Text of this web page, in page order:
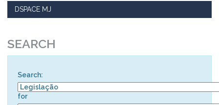
DSPACE MJ
SEARCH
Search:
for